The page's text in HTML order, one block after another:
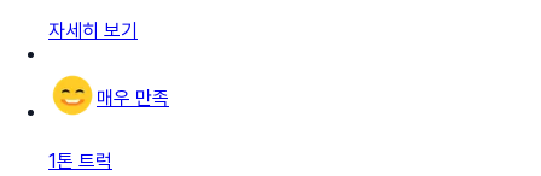
자세히 보기
매우 만족
1톤 트럭